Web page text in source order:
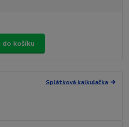
do košíku
Splátková kalkulačka